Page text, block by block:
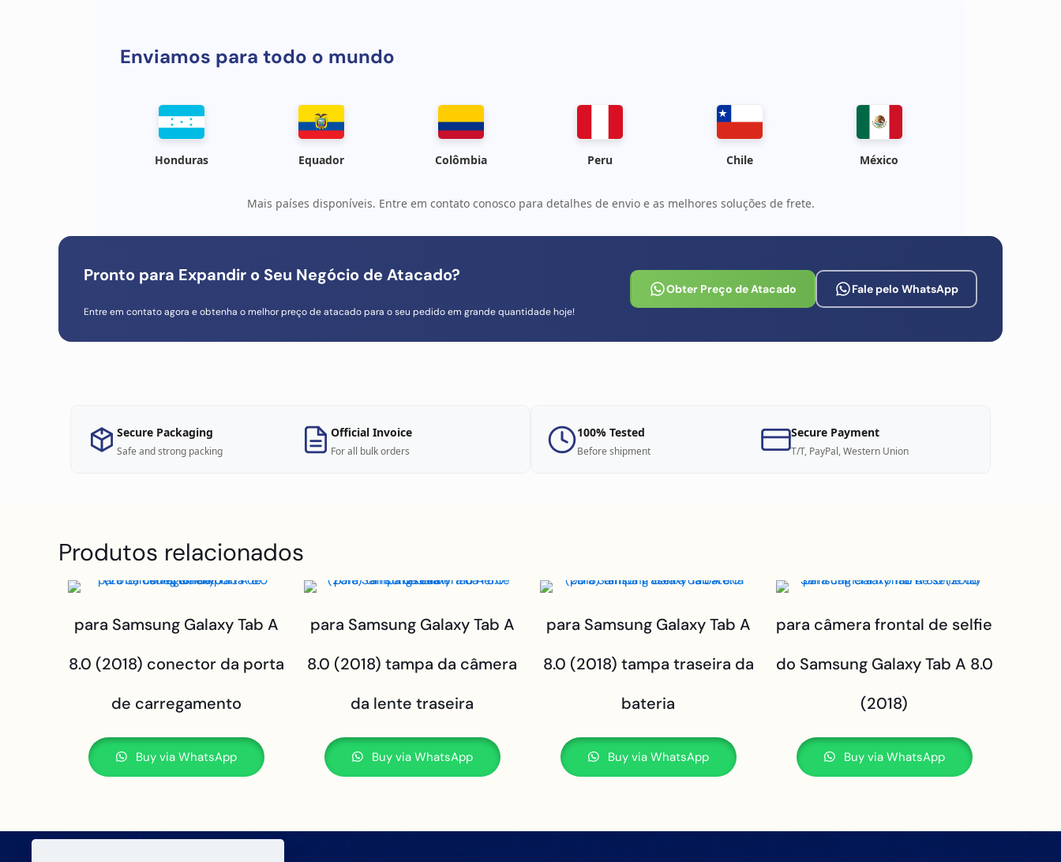
Enviamos para todo o mundo
Honduras Equador Colômbia Peru Chile México
Mais países disponíveis. Entre em contato conosco para detalhes de envio e as melhores soluções de frete.
Pronto para Expandir o Seu Negócio de Atacado?
Entre em contato agora e obtenha o melhor preço de atacado para o seu pedido em grande quantidade hoje!
Obter Preço de Atacado Fale pelo WhatsApp
Secure Packaging
Safe and strong packing
Official Invoice
For all bulk orders
100% Tested
Before shipment
Secure Payment
T/T, PayPal, Western Union
Produtos relacionados
para Samsung Galaxy Tab A
8.0 (2018) conector da porta
de carregamento
Buy via WhatsApp
para Samsung Galaxy Tab A
8.0 (2018) tampa da câmera
da lente traseira
Buy via WhatsApp
para Samsung Galaxy Tab A
8.0 (2018) tampa traseira da
bateria
Buy via WhatsApp
para câmera frontal de selfie
do Samsung Galaxy Tab A 8.0
(2018)
Buy via WhatsApp